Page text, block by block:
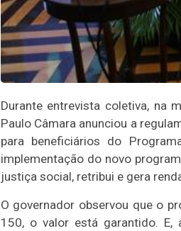
Durante entrevista coletiva, na
Paulo Câmara anunciou a
para beneficiários do
implementação do novo
justiça social, retribui e gera
O governador observou que o
150, o valor está garantido. E,